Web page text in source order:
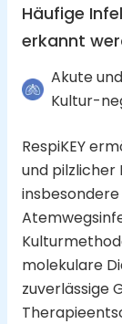
Häufige
erkannt
Akute
Kultur-
RespiKEY
und
molekulare
zuverlässige